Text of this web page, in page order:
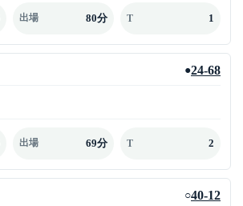
出場 80分 T 1
●24-68
出場 69分 T 2
○40-12